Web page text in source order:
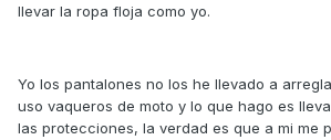
llevar la ropa floja como yo.
Yo los pantalones no los he llevado a
uso vaqueros de moto y lo que hago es
las protecciones, la verdad es que a mi me